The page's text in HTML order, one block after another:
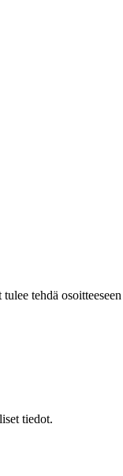
tehdä
tiedot.